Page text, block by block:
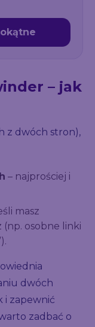
– jak
z dwóch stron),
– najprościej i
masz
osobne linki
dwóch
i zapewnić
zadbać o